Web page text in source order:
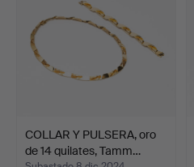
COLLAR Y PULSERA, oro
de 14 quilates, Tamm…